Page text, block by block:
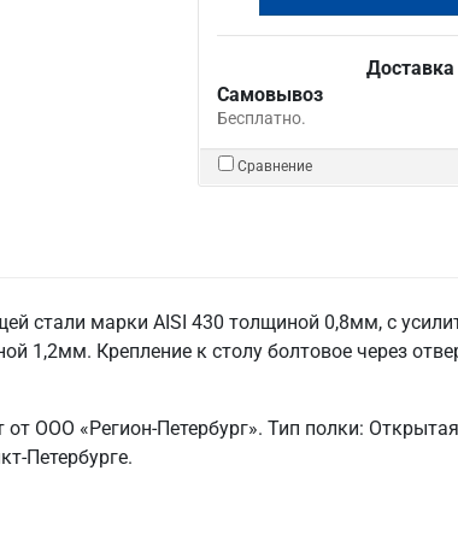
Доставка
Самовывоз
Бесплатно.
Сравнение
стали марки AISI 430 толщиной 0,8мм, с
1,2мм. Крепление к столу болтовое через
ООО «Регион-Петербург». Тип полки: